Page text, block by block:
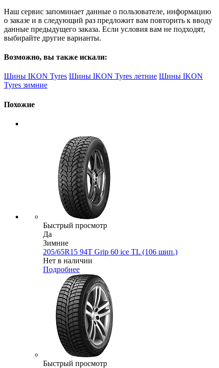
Наш сервис запоминает данные о пользователе, информацию
о заказе и в следующий раз предложит вам повторить к вводу
данные предыдущего заказа. Если условия вам не подходят,
выбирайте другие варианты.
Возможно, вы также искали:
Шины IKON Tyres Шины IKON Tyres летние Шины IKON
Tyres зимние
Похожие
Быстрый просмотр
Да
Зимние
205/65R15 94T Grip 60 ice TL (106 шип.)
Нет в наличии
Подробнее
Быстрый просмотр